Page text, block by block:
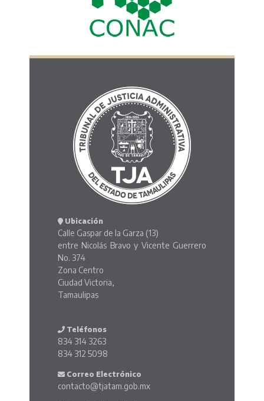
Ubicación
Calle Gaspar de la Garza (13)
entre Nicolás Bravo y Vicente Guerrero
No. 374
Zona Centro
Ciudad Victoria,
Tamaulipas
Teléfonos
834 314 3263
834 312 5098
Correo Electrónico
contacto@tjatam.gob.mx